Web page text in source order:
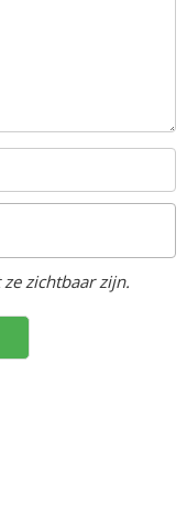
zichtbaar zijn.